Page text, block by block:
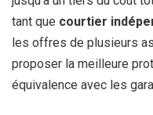
tant que courtier
les offres de plusieurs
proposer la meilleure
équivalence avec les